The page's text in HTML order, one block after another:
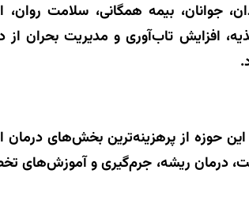
جوانان، بیمه همگانی، سلامت روان،
افزایش تاب‌آوری و مدیریت بحران از
حوزه از پرهزینه‌ترین بخش‌های
درمان ریشه، جرم‌گیری و آموزش‌های